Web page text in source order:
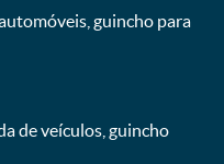
guincho para
de veículos, guincho